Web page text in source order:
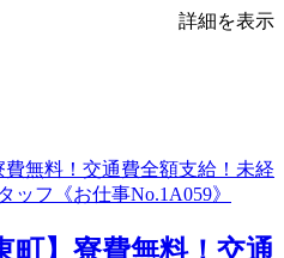
詳細を表示
町】寮費無料！交通